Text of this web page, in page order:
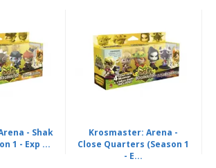
- Shak
1 - Exp ...
Krosmaster: Arena -
Close Quarters (Season 1
- E...